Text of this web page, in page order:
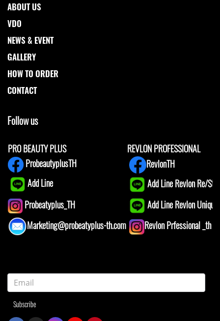
ABOUT US
VDO
NEWS & EVENT
GALLERY
HOW TO ORDER
CONTACT
Follow us
PRO BEAUTY PLUS
REVLON PROFESSIONAL
ProbeautyplusTH
RevlonTH
Add Line
Add Line Revlon Re/
Probeatyplus_TH
Add Line Revlon
Marketing@probeatyplus-th.com
Revlon Prfessional _th
Subscribe